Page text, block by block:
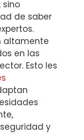
sino
de saber
altamente
en las
Esto les
y